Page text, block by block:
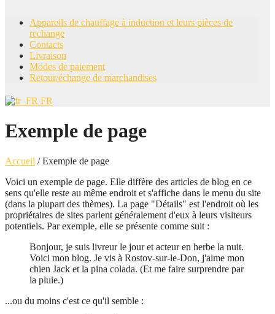
Appareils de chauffage à induction et leurs pièces de
rechange
Contacts
Livraison
Modes de paiement
Retour/échange de marchandises
FR
Exemple de page
Accueil /Exemple de page
Voici un exemple de page. Elle diffère des articles de blog en ce
sens qu'elle reste au même endroit et s'affiche dans le menu du site
(dans la plupart des thèmes). La page "Détails" est l'endroit où les
propriétaires de sites parlent généralement d'eux à leurs visiteurs
potentiels. Par exemple, elle se présente comme suit :
Bonjour, je suis livreur le jour et acteur en herbe la nuit.
Voici mon blog. Je vis à Rostov-sur-le-Don, j'aime mon
chien Jack et la pina colada. (Et me faire surprendre par
la pluie.)
...ou du moins c'est ce qu'il semble :